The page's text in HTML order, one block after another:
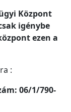
Központ
igénybe
ezen a
:
06/1/790-